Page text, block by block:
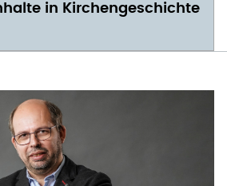
in Kirchengeschichte